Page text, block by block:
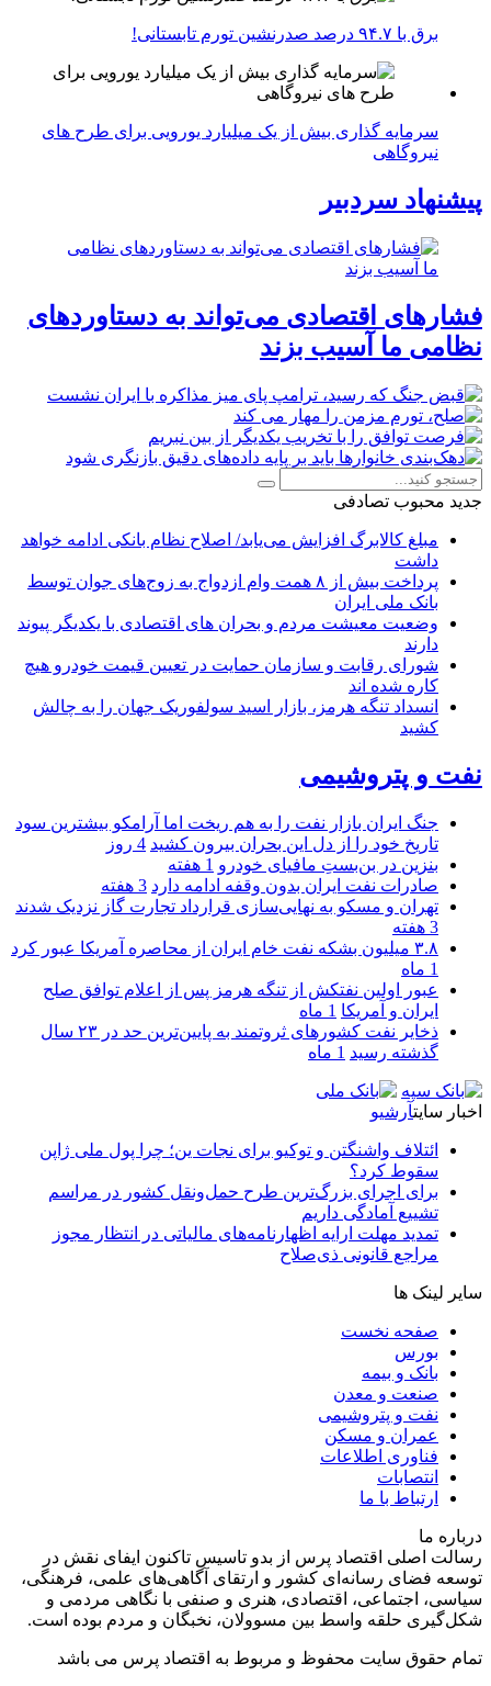
برق با ۹۴.۷ درصد صدرنشین تورم تابستانی!
سرمایه گذاری بیش از یک میلیارد یورویی برای طرح های
نیروگاهی
پیشنهاد سردبیر
فشارهای اقتصادی می‌تواند به دستاوردهای
نظامی ما آسیب بزند
جدید محبوب تصادفی
مبلغ کالابرگ افزایش می‌یابد/ اصلاح نظام بانکی ادامه خواهد
داشت
پرداخت بیش از ۸ همت وام ازدواج به زوج‌های جوان توسط
بانک ملی ایران
وضعیت معیشت مردم و بحران های اقتصادی با یکدیگر پیوند
دارند
شورای رقابت و سازمان حمایت در تعیین قیمت خودرو هیچ
کاره شده اند
انسداد تنگه هرمز، بازار اسید سولفوریک جهان را به چالش
کشید
نفت و پتروشیمی
جنگ ایران بازار نفت را به هم ریخت اما آرامکو بیشترین سود
تاریخ خود را از دل این بحران بیرون کشید 4 روز
بنزین در بن‌بستِ مافیای خودرو 1 هفته
صادرات نفت ایران بدون وقفه ادامه دارد 3 هفته
تهران و مسکو به نهایی‌سازی قرارداد تجارت گاز نزدیک شدند
3 هفته
۳.۸ میلیون بشکه نفت خام ایران از محاصره آمریکا عبور کرد
1 ماه
عبور اولین نفتکش از تنگه هرمز پس از اعلام توافق صلح
ایران و آمریکا 1 ماه
ذخایر نفت کشورهای ثروتمند به پایین‌ترین حد در ۲۳ سال
گذشته رسید 1 ماه
اخبار سایتآرشیو
ائتلاف واشنگتن و توکیو برای نجات ین؛ چرا پول ملی ژاپن
سقوط کرد؟
برای اجرای بزرگ‌ترین طرح حمل‌ونقل کشور در مراسم
تشییع آمادگی داریم
تمدید مهلت ارایه اظهارنامه‌های مالیاتی در انتظار مجوز
مراجع قانونی ذی‌‏صلاح
سایر لینک ها
صفحه نخست
بورس
بانک و بیمه
صنعت و معدن
نفت و پتروشیمی
عمران و مسکن
فناوری اطلاعات
انتصابات
ارتباط با ما
درباره ما
رسالت اصلی اقتصاد پرس از بدو تاسیس تاکنون ایفای نقش در
توسعه فضای رسانه‌ای کشور و ارتقای آگاهی‌های علمی، فرهنگی،
سیاسی، اجتماعی، اقتصادی، هنری و صنفی با نگاهی مردمی و
شکل‌گیری حلقه واسط بین مسوولان، نخبگان و مردم بوده است.
تمام حقوق سایت محفوظ و مربوط به اقتصاد پرس می باشد